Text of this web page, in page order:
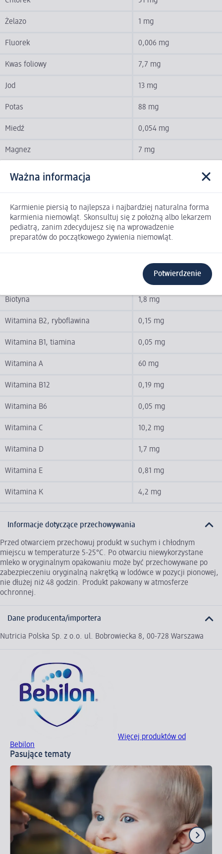
Żelazo 1 mg
Fluorek 0,006 mg
Kwas foliowy 7,7 mg
Jod 13 mg
Potas 88 mg
Miedź 0,054 mg
Magnez 7 mg
Mangan
Niacyna 0,46 mg
Kwas pantotenowy 0,49 mg
Fosfor 40 mg
0,54 mg
Biotyna 1,8 mg
Witamina B2, ryboflawina 0,15 mg
Witamina B1, tiamina 0,05 mg
Witamina A 60 mg
Witamina B12 0,19 mg
Witamina B6 0,05 mg
Witamina C 10,2 mg
Witamina D 1,7 mg
Witamina E 0,81 mg
Witamina K 4,2 mg
Informacje dotyczące przechowywania
Przed otwarciem przechowuj produkt w suchym i chłodnym
miejscu w temperaturze 5-25°C. Po otwarciu niewykorzystane
mleko w oryginalnym opakowaniu może być przechowywane po
zabezpieczeniu oryginalną nakrętką w lodówce w pozycji pionowej,
nie dłużej niż 48 godzin. Produkt pakowany w atmosferze
ochronnej.
Dane producenta/importera
Nutricia Polska Sp. z o.o. ul. Bobrowiecka 8, 00-728 Warszawa
Więcej produktów od
Bebilon
Pasujące tematy
Ważna informacja
Karmienie piersią to najlepsza i najbardziej naturalna forma
karmienia niemowląt. Skonsultuj się z położną albo lekarzem
pediatrą, zanim zdecydujesz się na wprowadzenie
preparatów do początkowego żywienia niemowląt.
Potwierdzenie